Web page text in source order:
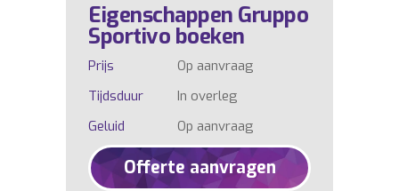
Eigenschappen Gruppo
Sportivo boeken
Prijs
Op aanvraag
Tijdsduur
In overleg
Geluid
Op aanvraag
Offerte aanvragen